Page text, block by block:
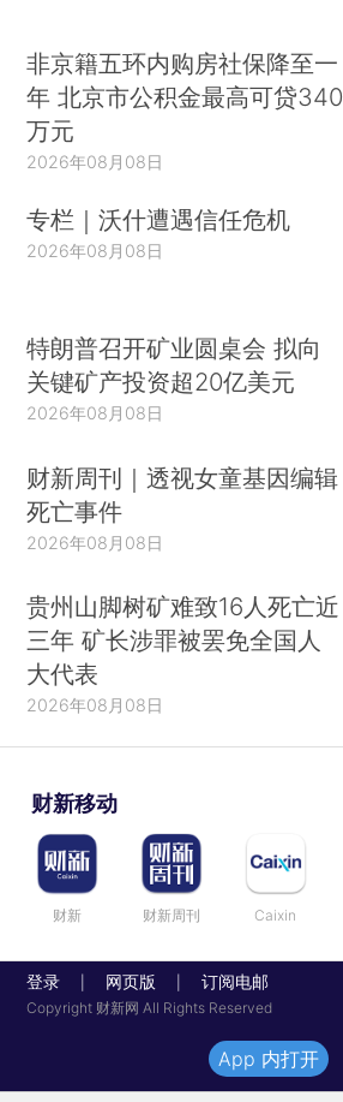
非京籍五环内购房社保降至一
年 北京市公积金最高可贷340
万元
2026年08月08日
专栏｜沃什遭遇信任危机
2026年08月08日
特朗普召开矿业圆桌会 拟向
关键矿产投资超20亿美元
2026年08月08日
财新周刊｜透视女童基因编辑
死亡事件
2026年08月08日
贵州山脚树矿难致16人死亡近
三年 矿长涉罪被罢免全国人
大代表
2026年08月08日
财新移动
财新 财新周刊 Caixin
登录 网页版 订阅电邮
Copyright 财新网 All Rights Reserved
App 内打开